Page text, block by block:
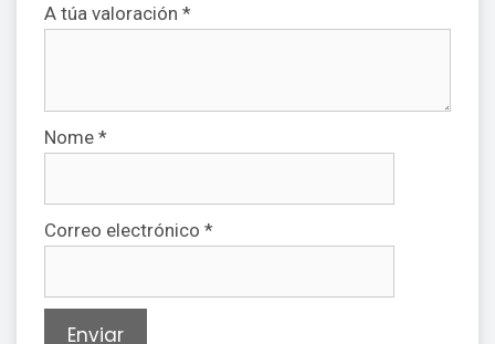
A túa valoración *
Nome *
Correo electrónico *